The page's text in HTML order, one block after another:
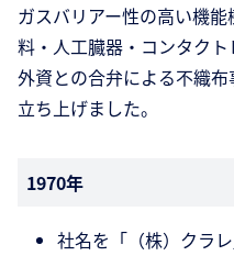
ガスバリアー性の高い機
料・人工臓器・コンタクト
外資との合弁による不織
立ち上げました。
1970年
社名を「（株）クラ